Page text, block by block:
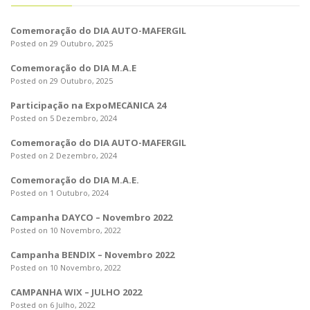
Comemoração do DIA AUTO-MAFERGIL
Posted on 29 Outubro, 2025
Comemoração do DIA M.A.E
Posted on 29 Outubro, 2025
Participação na ExpoMECÂNICA 24
Posted on 5 Dezembro, 2024
Comemoração do DIA AUTO-MAFERGIL
Posted on 2 Dezembro, 2024
Comemoração do DIA M.A.E.
Posted on 1 Outubro, 2024
Campanha DAYCO – Novembro 2022
Posted on 10 Novembro, 2022
Campanha BENDIX – Novembro 2022
Posted on 10 Novembro, 2022
CAMPANHA WIX – JULHO 2022
Posted on 6 Julho, 2022